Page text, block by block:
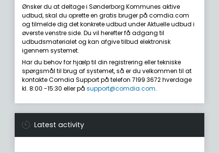
Ønsker du at deltage i Sønderborg Kommunes aktive
udbud, skal du oprette en gratis bruger på comdia.com
og tilmelde dig det konkrete udbud under Aktuelle udbud i
øverste venstre side. Du vil herefter få adgang til
udbudsmaterialet og kan afgive tilbud elektronisk
igennem systemet.
Har du behov for hjælp til din registrering eller tekniske
spørgsmål til brug af systemet, så er du velkommen til at
kontakte Comdia Support på telefon 7199 3672 hverdage
kl. 8:00 -15:30 eller på support@comdia.com.
Latest activity